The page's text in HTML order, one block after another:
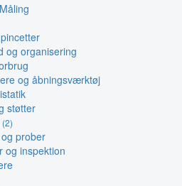
og organisering
og åbningsværktøj
støtter
(2)
prober
og inspektion